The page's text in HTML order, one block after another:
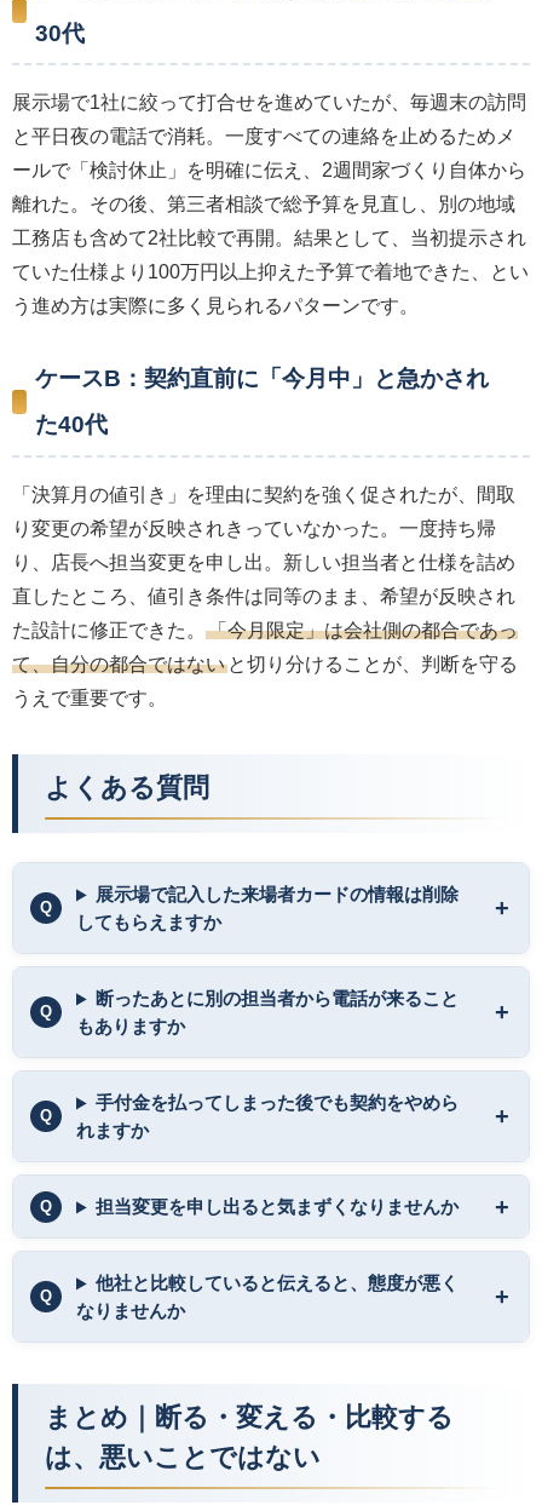
30代
展示場で1社に絞って打合せを進めていたが、毎週末の訪問
と平日夜の電話で消耗。一度すべての連絡を止めるためメ
ールで「検討休止」を明確に伝え、2週間家づくり自体から
離れた。その後、第三者相談で総予算を見直し、別の地域
工務店も含めて2社比較で再開。結果として、当初提示され
ていた仕様より100万円以上抑えた予算で着地できた、とい
う進め方は実際に多く見られるパターンです。
ケースB：契約直前に「今月中」と急かされ
た40代
「決算月の値引き」を理由に契約を強く促されたが、間取
り変更の希望が反映されきっていなかった。一度持ち帰
り、店長へ担当変更を申し出。新しい担当者と仕様を詰め
直したところ、値引き条件は同等のまま、希望が反映され
た設計に修正できた。
「今月限定」は会社側の都合であっ
て、自分の都合ではない と切り分けることが、判断を守る
うえで重要です。
よくある質問
展示場で記入した来場者カードの情報は削除
してもらえますか
断ったあとに別の担当者から電話が来ること
もありますか
手付金を払ってしまった後でも契約をやめら
れますか
担当変更を申し出ると気まずくなりませんか
他社と比較していると伝えると、態度が悪く
なりませんか
まとめ｜断る・変える・比較する
は、悪いことではない